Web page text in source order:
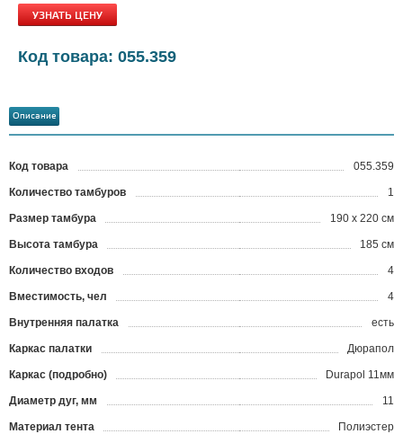
УЗНАТЬ ЦЕНУ
Код товара: 055.359
Описание
Код товара 055.359
Количество тамбуров 1
Размер тамбура 190 х 220 см
Высота тамбура 185 см
Количество входов 4
Вместимость, чел 4
Внутренняя палатка есть
Каркас палатки Дюрапол
Каркас (подробно) Durapol 11мм
Диаметр дуг, мм 11
Материал тента Полиэстер